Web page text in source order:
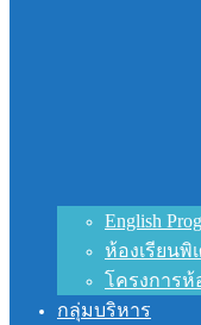
English
ห้องเรียนพิ
โครงการห้
กลุ่มบริหาร